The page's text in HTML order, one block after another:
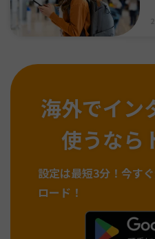
海外でイン
使うなら
設定は最短3分！ 今す
ロード！